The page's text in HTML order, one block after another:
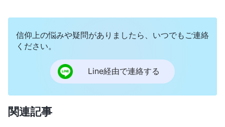
信仰上の悩みや疑問がありましたら、いつでもご連絡
ください。
Line経由で連絡する
関連記事